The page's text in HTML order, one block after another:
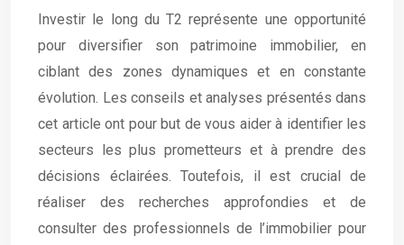
Investir le long du T2 représente une opportunité
pour diversifier son patrimoine immobilier, en
ciblant des zones dynamiques et en constante
évolution. Les conseils et analyses présentés dans
cet article ont pour but de vous aider à identifier les
secteurs les plus prometteurs et à prendre des
décisions éclairées. Toutefois, il est crucial de
réaliser des recherches approfondies et de
consulter des professionnels de l’immobilier pour